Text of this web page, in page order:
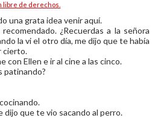
libre de derechos.
una grata idea venir aquí.
¿Recuerdas a la señora
la vi el otro día, me dijo que te había
cierto.
Ellen e ir al cine a las cinco.
patinando?
que te vio sacando al perro.